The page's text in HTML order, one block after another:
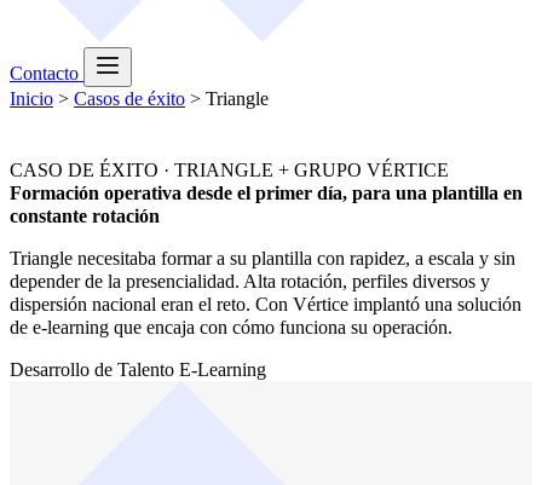
Contacto
Inicio > Casos de éxito > Triangle
CASO DE ÉXITO · TRIANGLE + GRUPO VÉRTICE
Formación operativa desde el primer día, para una plantilla en
constante rotación
Triangle necesitaba formar a su plantilla con rapidez, a escala y sin
depender de la presencialidad. Alta rotación, perfiles diversos y
dispersión nacional eran el reto. Con Vértice implantó una solución
de e-learning que encaja con cómo funciona su operación.
Desarrollo de Talento E-Learning